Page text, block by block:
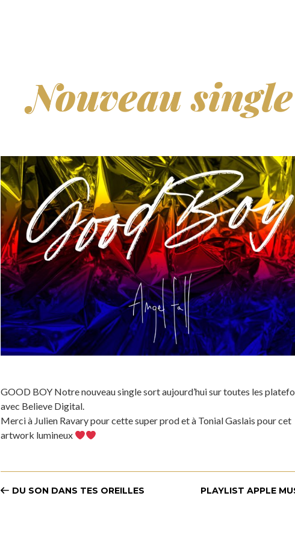
Nouveau single
GOOD BOY Notre nouveau single sort aujourd’hui sur toutes les
avec Believe Digital.
Merci à Julien Ravary pour cette super prod et à Tonial Gaslais pour cet
artwork lumineux
DU SON DANS TES OREILLES PLAYLIST APPLE